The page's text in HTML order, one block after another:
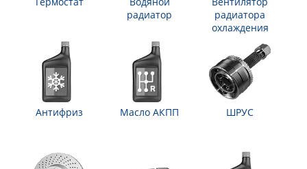
радиатор
радиатора
охлаждения
Антифриз Масло АКПП ШРУС